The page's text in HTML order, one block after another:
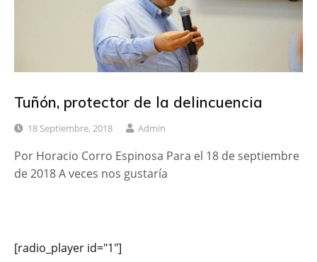
Tuñón, protector de la delincuencia
18 Septiembre, 2018 Admin
Por Horacio Corro Espinosa Para el 18 de septiembre
de 2018 A veces nos gustaría
[radio_player id="1"]